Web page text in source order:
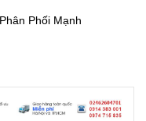
Phối Mạnh